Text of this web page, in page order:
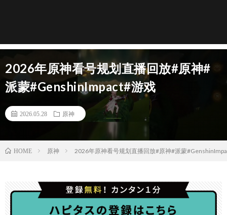
2026年原神看号规划直播回放#原神#
派蒙#GenshinImpact#游戏
2026.05.28 原神
HOME 原神 2026年原神看号规划直播回放#原神#派蒙